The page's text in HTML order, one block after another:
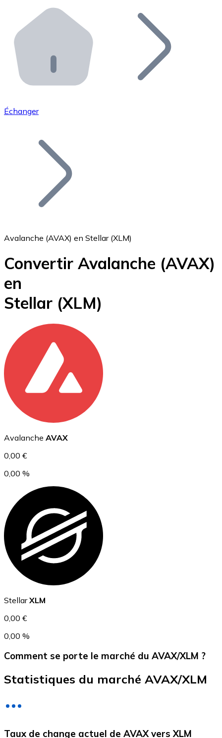
Distributeurs automatiques Bitnovo
Intégrez un ATM Bitnovo dans votre entreprise et
API Bitnovo
Intégrez notre API dans votre écosystème.
Rejoignez notre réseau de distributeurs et
Ajoutez le token de votre projet à notre service
Bitcoin
Ethereum
ETH
USD Coin
USDC
Échanger
Avalanche (AVAX) en Stellar (XLM)
Convertir Avalanche (AVAX)
en
Stellar (XLM)
Avalanche AVAX
0,00 €
0,00 %
Stellar XLM
0,00 €
0,00 %
Comment se porte le marché du AVAX/XLM ?
Statistiques du marché AVAX/XLM
Taux de change actuel de AVAX vers XLM